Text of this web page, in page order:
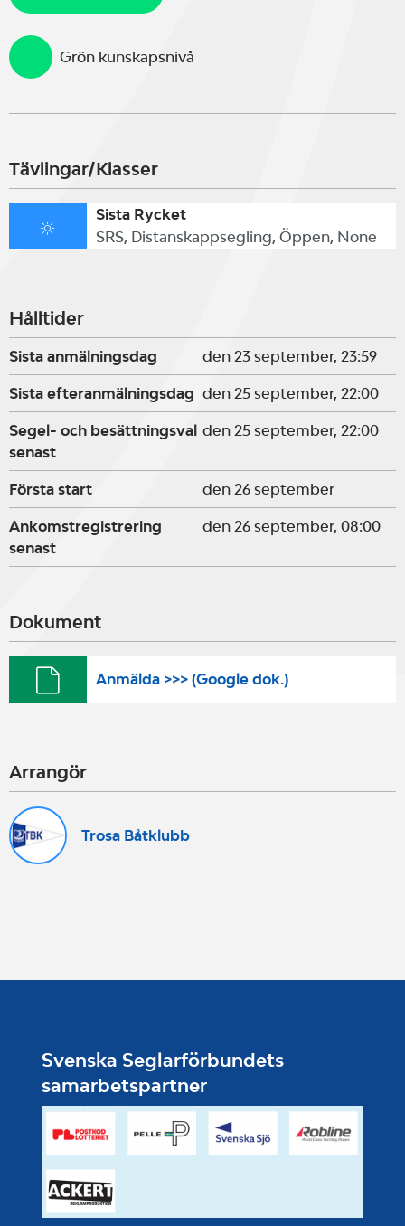
Grön kunskapsnivå
Tävlingar/Klasser
Sista Rycket
SRS, Distanskappsegling, Öppen, None
Hålltider
Sista anmälningsdag den 23 september, 23:59
Sista efteranmälningsdag den 25 september, 22:00
Segel- och besättningsval
senast
den 25 september, 22:00
Första start den 26 september
Ankomstregistrering
senast
den 26 september, 08:00
Dokument
Anmälda >>> (Google dok.)
Arrangör
Trosa Båtklubb
Svenska Seglarförbundets
samarbetspartner